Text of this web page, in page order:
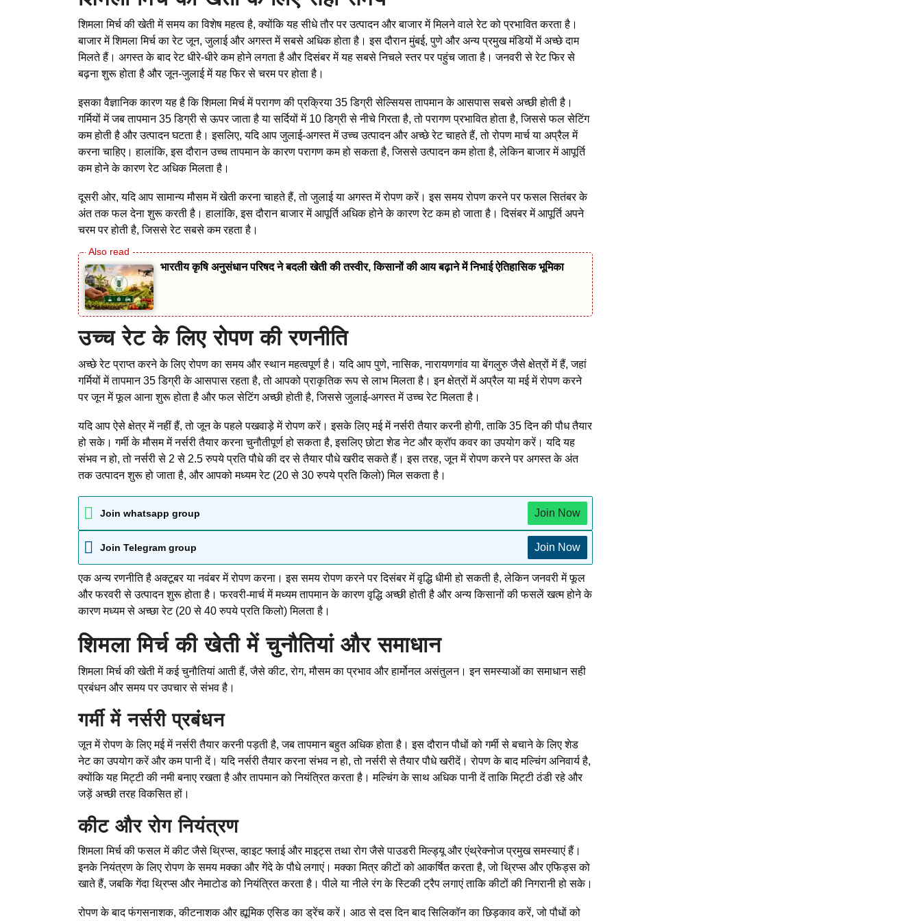
शिमला मिर्च की खेती में समय का विशेष महत्व है, क्योंकि यह सीधे तौर पर उत्पादन और बाजार में मिलने वाले रेट को प्रभावित करता है।
बाजार में शिमला मिर्च का रेट जून, जुलाई और अगस्त में सबसे अधिक होता है। इस दौरान मुंबई, पुणे और अन्य प्रमुख मंडियों में अच्छे दाम
मिलते हैं। अगस्त के बाद रेट धीरे-धीरे कम होने लगता है और दिसंबर में यह सबसे निचले स्तर पर पहुंच जाता है। जनवरी से रेट फिर से
बढ़ना शुरू होता है और जून-जुलाई में यह फिर से चरम पर होता है।
इसका वैज्ञानिक कारण यह है कि शिमला मिर्च में परागण की प्रक्रिया 35 डिग्री सेल्सियस तापमान के आसपास सबसे अच्छी होती है।
गर्मियों में जब तापमान 35 डिग्री से ऊपर जाता है या सर्दियों में 10 डिग्री से नीचे गिरता है, तो परागण प्रभावित होता है, जिससे फल सेटिंग
कम होती है और उत्पादन घटता है। इसलिए, यदि आप जुलाई-अगस्त में उच्च उत्पादन और अच्छे रेट चाहते हैं, तो रोपण मार्च या अप्रैल में
करना चाहिए। हालांकि, इस दौरान उच्च तापमान के कारण परागण कम हो सकता है, जिससे उत्पादन कम होता है, लेकिन बाजार में आपूर्ति
कम होने के कारण रेट अधिक मिलता है।
दूसरी ओर, यदि आप सामान्य मौसम में खेती करना चाहते हैं, तो जुलाई या अगस्त में रोपण करें। इस समय रोपण करने पर फसल सितंबर के
अंत तक फल देना शुरू करती है। हालांकि, इस दौरान बाजार में आपूर्ति अधिक होने के कारण रेट कम हो जाता है। दिसंबर में आपूर्ति अपने
चरम पर होती है, जिससे रेट सबसे कम रहता है।
भारतीय कृषि अनुसंधान परिषद ने बदली खेती की तस्वीर, किसानों की आय बढ़ाने में निभाई ऐतिहासिक भूमिका
उच्च रेट के लिए रोपण की रणनीति
अच्छे रेट प्राप्त करने के लिए रोपण का समय और स्थान महत्वपूर्ण है। यदि आप पुणे, नासिक, नारायणगांव या बेंगलुरु जैसे क्षेत्रों में हैं, जहां
गर्मियों में तापमान 35 डिग्री के आसपास रहता है, तो आपको प्राकृतिक रूप से लाभ मिलता है। इन क्षेत्रों में अप्रैल या मई में रोपण करने
पर जून में फूल आना शुरू होता है और फल सेटिंग अच्छी होती है, जिससे जुलाई-अगस्त में उच्च रेट मिलता है।
यदि आप ऐसे क्षेत्र में नहीं हैं, तो जून के पहले पखवाड़े में रोपण करें। इसके लिए मई में नर्सरी तैयार करनी होगी, ताकि 35 दिन की पौध तैयार
हो सके। गर्मी के मौसम में नर्सरी तैयार करना चुनौतीपूर्ण हो सकता है, इसलिए छोटा शेड नेट और क्रॉप कवर का उपयोग करें। यदि यह
संभव न हो, तो नर्सरी से 2 से 2.5 रुपये प्रति पौधे की दर से तैयार पौधे खरीद सकते हैं। इस तरह, जून में रोपण करने पर अगस्त के अंत
तक उत्पादन शुरू हो जाता है, और आपको मध्यम रेट (20 से 30 रुपये प्रति किलो) मिल सकता है।
Join whatsapp group Join Now
Join Telegram group Join Now
एक अन्य रणनीति है अक्टूबर या नवंबर में रोपण करना। इस समय रोपण करने पर दिसंबर में वृद्धि धीमी हो सकती है, लेकिन जनवरी में फूल
और फरवरी से उत्पादन शुरू होता है। फरवरी-मार्च में मध्यम तापमान के कारण वृद्धि अच्छी होती है और अन्य किसानों की फसलें खत्म होने के
कारण मध्यम से अच्छा रेट (20 से 40 रुपये प्रति किलो) मिलता है।
शिमला मिर्च की खेती में चुनौतियां और समाधान
शिमला मिर्च की खेती में कई चुनौतियां आती हैं, जैसे कीट, रोग, मौसम का प्रभाव और हार्मोनल असंतुलन। इन समस्याओं का समाधान सही
प्रबंधन और समय पर उपचार से संभव है।
गर्मी में नर्सरी प्रबंधन
जून में रोपण के लिए मई में नर्सरी तैयार करनी पड़ती है, जब तापमान बहुत अधिक होता है। इस दौरान पौधों को गर्मी से बचाने के लिए शेड
नेट का उपयोग करें और कम पानी दें। यदि नर्सरी तैयार करना संभव न हो, तो नर्सरी से तैयार पौधे खरीदें। रोपण के बाद मल्चिंग अनिवार्य है,
क्योंकि यह मिट्टी की नमी बनाए रखता है और तापमान को नियंत्रित करता है। मल्चिंग के साथ अधिक पानी दें ताकि मिट्टी ठंडी रहे और
जड़ें अच्छी तरह विकसित हों।
कीट और रोग नियंत्रण
शिमला मिर्च की फसल में कीट जैसे थ्रिप्स, व्हाइट फ्लाई और माइट्स तथा रोग जैसे पाउडरी मिल्ड्यू और एंथ्रेक्नोज प्रमुख समस्याएं हैं।
इनके नियंत्रण के लिए रोपण के समय मक्का और गेंदे के पौधे लगाएं। मक्का मित्र कीटों को आकर्षित करता है, जो थ्रिप्स और एफिड्स को
खाते हैं, जबकि गेंदा थ्रिप्स और नेमाटोड को नियंत्रित करता है। पीले या नीले रंग के स्टिकी ट्रैप लगाएं ताकि कीटों की निगरानी हो सके।
रोपण के बाद फंगसनाशक, कीटनाशक और ह्यूमिक एसिड का ड्रेंच करें। आठ से दस दिन बाद सिलिकॉन का छिड़काव करें, जो पौधों को